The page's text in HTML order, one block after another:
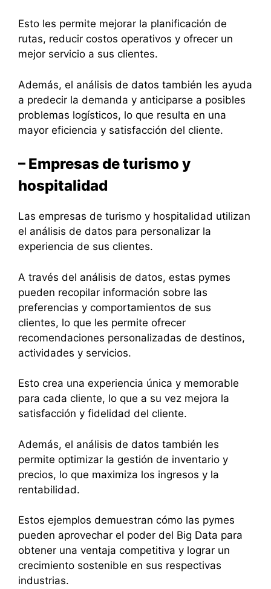
Esto les permite mejorar la planificación de
rutas, reducir costos operativos y ofrecer un
mejor servicio a sus clientes.
Además, el análisis de datos también les ayuda
a predecir la demanda y anticiparse a posibles
problemas logísticos, lo que resulta en una
mayor eficiencia y satisfacción del cliente.
– Empresas de turismo y
hospitalidad
Las empresas de turismo y hospitalidad utilizan
el análisis de datos para personalizar la
experiencia de sus clientes.
A través del análisis de datos, estas pymes
pueden recopilar información sobre las
preferencias y comportamientos de sus
clientes, lo que les permite ofrecer
recomendaciones personalizadas de destinos,
actividades y servicios.
Esto crea una experiencia única y memorable
para cada cliente, lo que a su vez mejora la
satisfacción y fidelidad del cliente.
Además, el análisis de datos también les
permite optimizar la gestión de inventario y
precios, lo que maximiza los ingresos y la
rentabilidad.
Estos ejemplos demuestran cómo las pymes
pueden aprovechar el poder del Big Data para
obtener una ventaja competitiva y lograr un
crecimiento sostenible en sus respectivas
industrias.